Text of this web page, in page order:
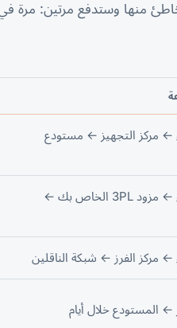
منها وستدفع مرتين: مرة
← مركز التجهيز ← مستودع
← مزود 3PL الخاص بك
←
← مركز الفرز ← شبكة الناقلين
المستودع خلال أيام